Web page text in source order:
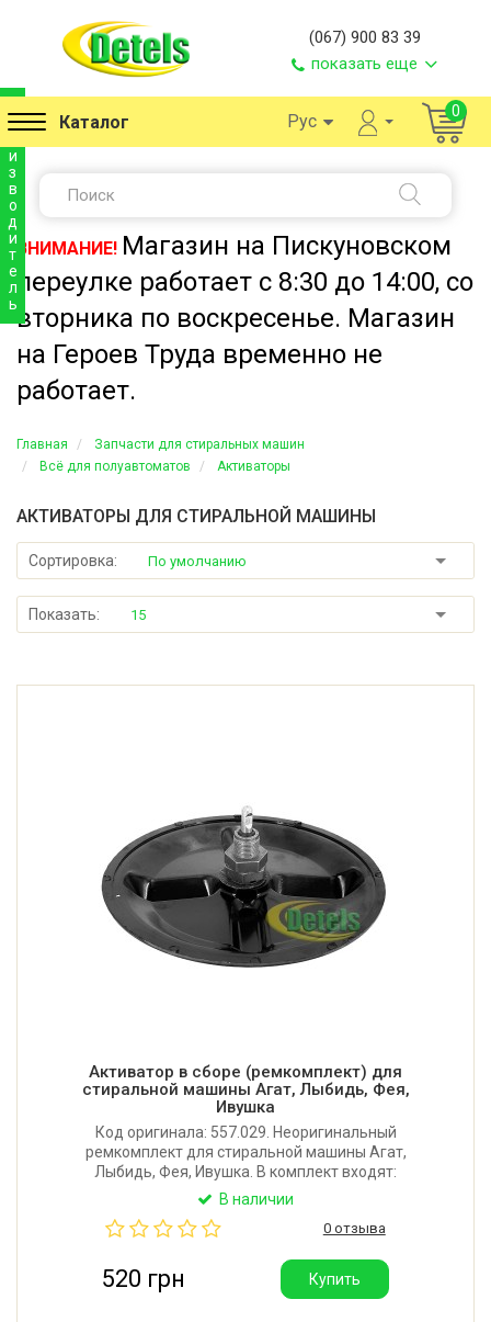
(067) 900 83 39
показать еще
Каталог Рус 0
ВНИМАНИЕ! Магазин на Пискуновском
переулке работает с 8:30 до 14:00, со
вторника по воскресенье. Магазин
на Героев Труда временно не
работает.
Главная
Запчасти для стиральных машин
Всё для полуавтоматов
Активаторы
АКТИВАТОРЫ ДЛЯ СТИРАЛЬНОЙ МАШИНЫ
Сортировка: По умолчанию
Показать: 15
р
и
з
в
о
д
и
т
е
л
ь
Активатор в сборе (ремкомплект) для
стиральной машины Агат, Лыбидь, Фея,
Ивушка
Код оригинала: 557.029. Неоригинальный
ремкомплект для стиральной машины Агат,
Лыбидь, Фея, Ивушка. В комплект входят:
активатор, сальник 10х22х7, шайба паранитовая,
260 мм. Диаметр вала: 10 мм. Производитель:
В наличии
0 отзыва
520 грн Купить